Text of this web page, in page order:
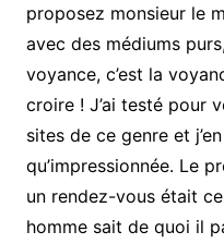
proposez monsieur le
avec des médiums
voyance, c’est la
croire ! J’ai testé pour
sites de ce genre et
qu’impressionnée. Le
un rendez-vous était
homme sait de quoi il